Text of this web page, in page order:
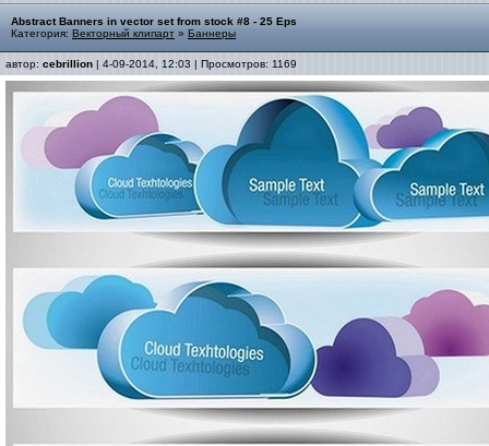
Abstract Banners in vector set from stock #8 - 25 Eps
Категория: Векторный клипарт » Баннеры
автор: cebrillion | 4-09-2014, 12:03 | Просмотров: 1169